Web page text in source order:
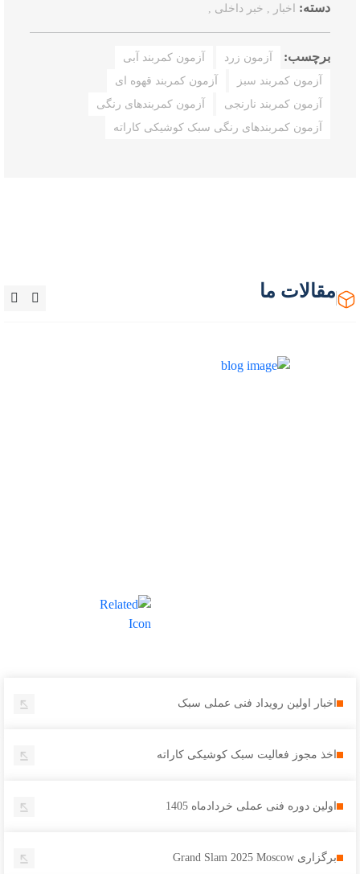
دسته: اخبار , خبر داخلی ,
برچسب: آزمون زرد
آزمون کمربند آبی
آزمون کمربند سبز
آزمون کمربند قهوه ای
آزمون کمربند نارنجی
آزمون کمربندهای رنگی
آزمون کمربندهای رنگی سبک کوشیکی کاراته
مقالات ما
اخبار اولین رویداد فنی عملی سبک
اخذ مجوز فعالیت سبک کوشیکی کاراته
اولین دوره فنی عملی خردادماه 1405
برگزاری Grand Slam 2025 Moscow